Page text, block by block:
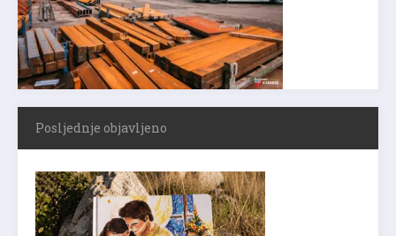
Posljednje objavljeno